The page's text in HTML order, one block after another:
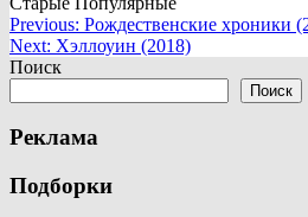
Навигация
по
Previous: Рождественские хроники
Next: Хэллоуин (2018)
Поиск
Поиск
Реклама
Подборки